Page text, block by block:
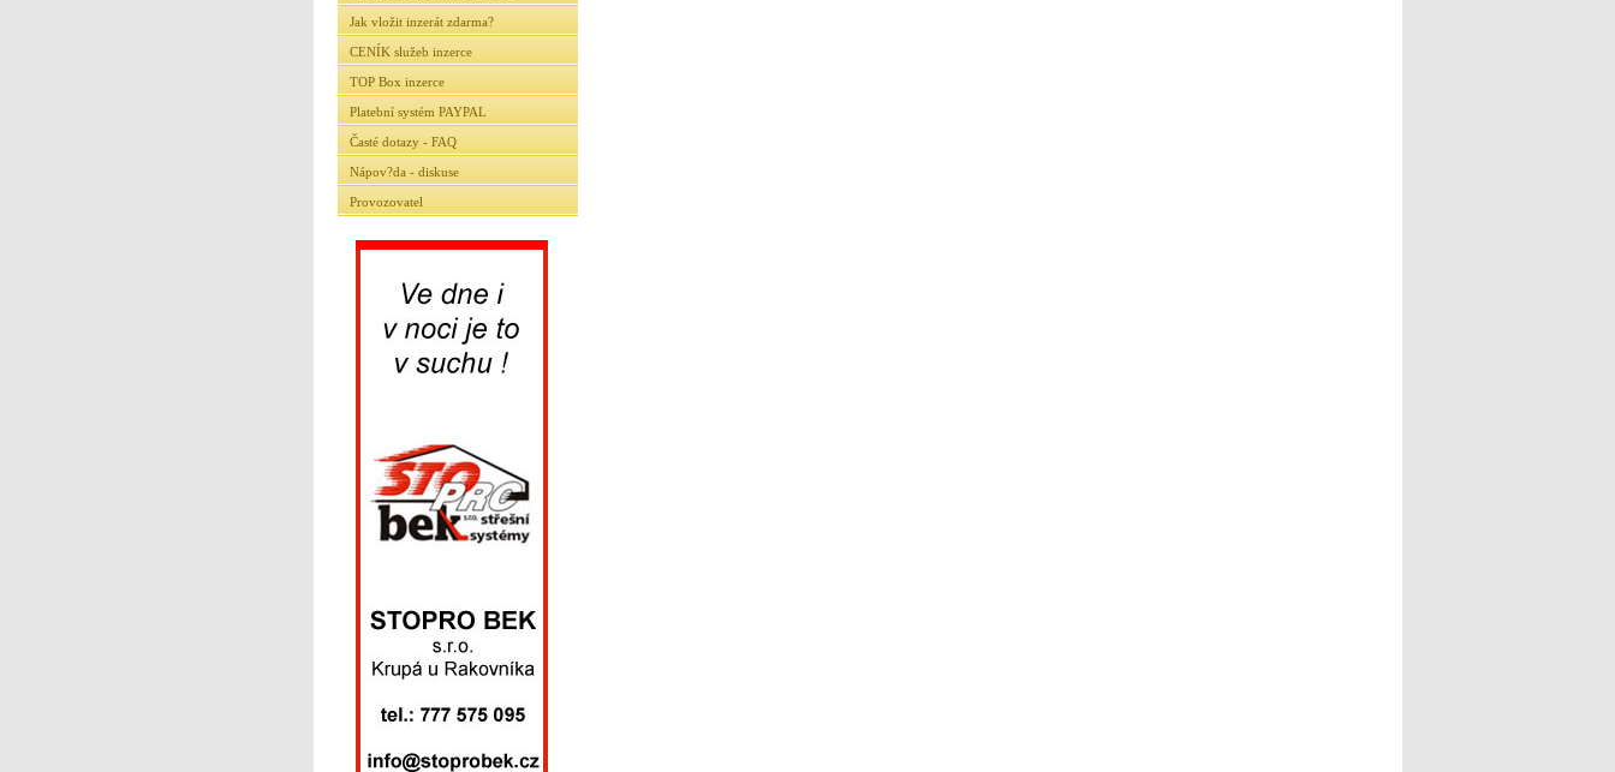
Jak vložit inzerát zdarma?
CENÍK služeb inzerce
TOP Box inzerce
Platební systém PAYPAL
Časté dotazy - FAQ
Nápov?da - diskuse
Provozovatel